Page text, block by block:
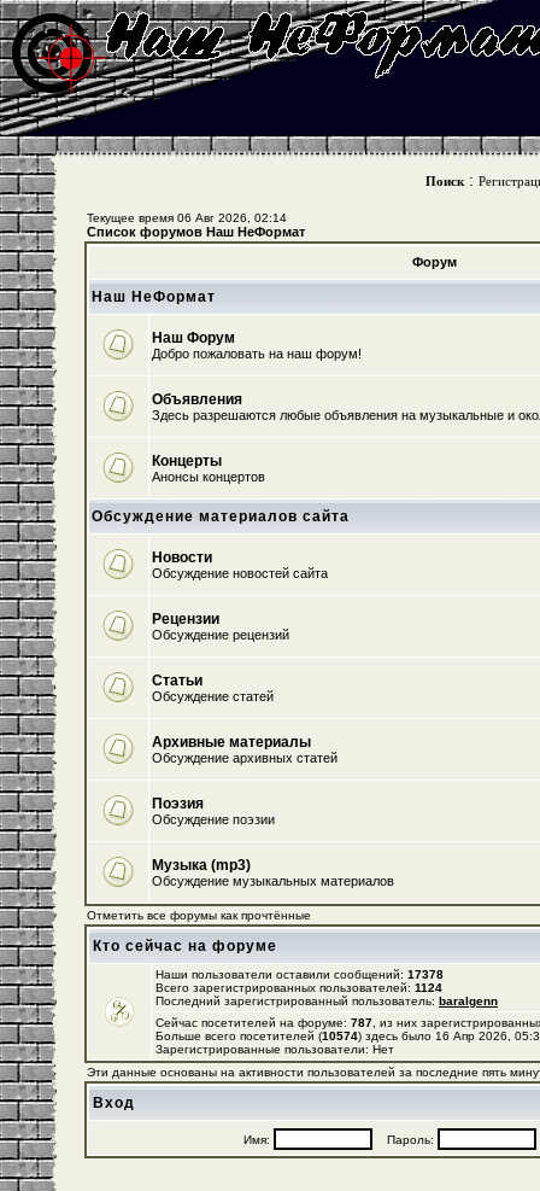
Поиск :
Текущее время 06 Авг 2026, 02:14
Список форумов Наш НеФормат
Форум
Наш НеФормат
Наш Форум
Добро пожаловать на наш форум!
Объявления
Здесь разрешаются любые объявления на музыкальные и
Концерты
Анонсы концертов
Обсуждение материалов сайта
Новости
Обсуждение новостей сайта
Рецензии
Обсуждение рецензий
Статьи
Обсуждение статей
Архивные материалы
Обсуждение архивных статей
Поэзия
Обсуждение поэзии
Музыка (mp3)
Обсуждение музыкальных материалов
Отметить все форумы как прочтённые
Кто сейчас на форуме
Наши пользователи оставили сообщений: 17378
Всего зарегистрированных пользователей: 1124
Последний зарегистрированный пользователь: baralgenn
Сейчас посетителей на форуме: 787 , из них
Больше всего посетителей (10574) здесь было 16 Апр 2026,
Зарегистрированные пользователи: Нет
Эти данные основаны на активности пользователей за последние пять
Вход
Имя: Пароль: